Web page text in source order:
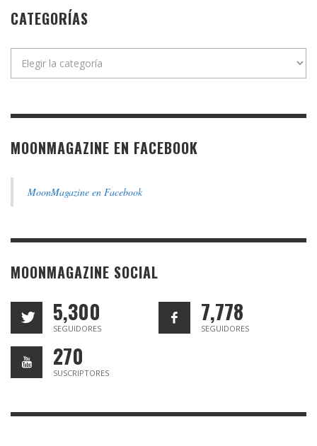
CATEGORÍAS
MOONMAGAZINE EN FACEBOOK
MoonMagazine en Facebook
MOONMAGAZINE SOCIAL
5,300
SEGUIDORES
7,778
SEGUIDORES
270
SUSCRIPTORES